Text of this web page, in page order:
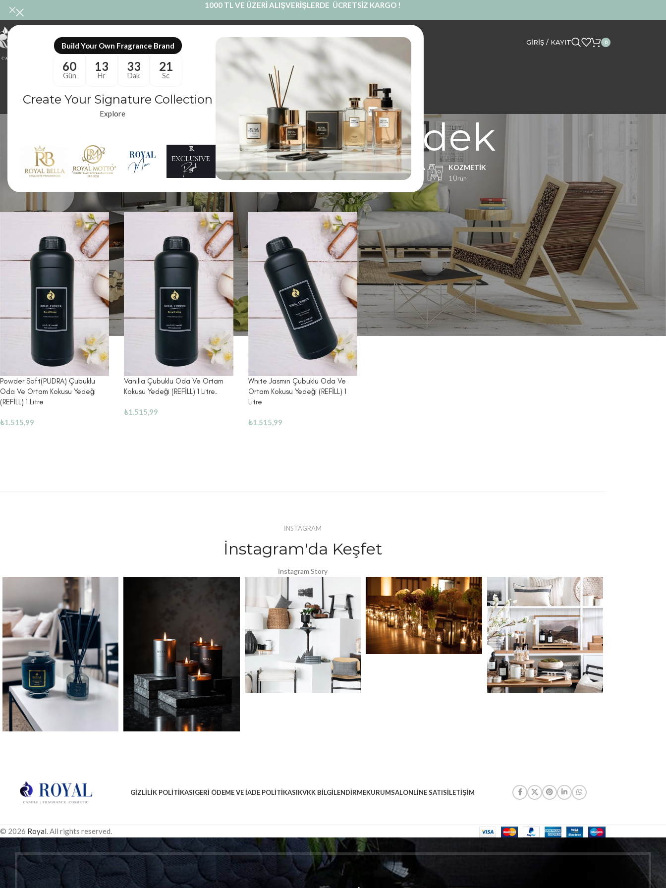
Build Your Own Fragrance Brand
60
Gün
13
Hr
33
Dak
20
Sc
Create Your Signature Collection
Explore
1000 TL VE ÜZERİ ALIŞVERİŞLERDE ÜCRETSİZ KARGO !
ONLINE SATIŞ PRIVATE LABEL KURUMSAL GIRIŞ / KAYIT 0
koku dolum yedek
ODA KOKUSU
86 Ürünler
MUM
101 Ürünler
PARFÜM
97 Ürünler
KOKU KESESI
14 Ürünler
KOLONYA
16 Ürünler
KOZMETIK
1 Ürün
Royal Mum/Ürünler “koku dolum yedek” olarak etiketlendi Göster 12 Filtreler
Powder Soft(PUDRA) Çubuklu
Oda Ve Ortam Kokusu Yedeği
(REFİLL) 1 Litre
₺1.515,99
Vanılla Çubuklu Oda Ve Ortam
Kokusu Yedeği (REFİLL) 1 Litre.
₺1.515,99
Whıte Jasmın Çubuklu Oda Ve
Ortam Kokusu Yedeği (REFİLL) 1
Litre
₺1.515,99
İNSTAGRAM
İnstagram'da Keşfet
İnstagram Story
GIZLILIK POLITIKASIGERI ÖDEME VE İADE POLITIKASIKVKK BILGILENDIRMEKURUMSALONLINE SATISİLETIŞIM
© 2026 Royal. All rights reserved.